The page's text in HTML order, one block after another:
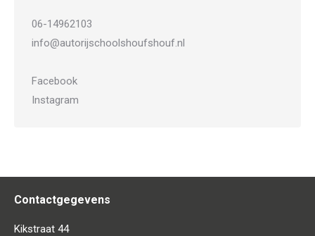
06-14962103
info@autorijschoolshoufshouf.nl
Facebook
Instagram
Contactgegevens
Kikstraat 44